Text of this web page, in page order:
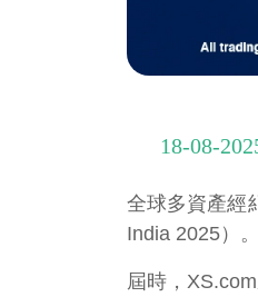
18-08-
全球多資產經
India 2025）
屆時，